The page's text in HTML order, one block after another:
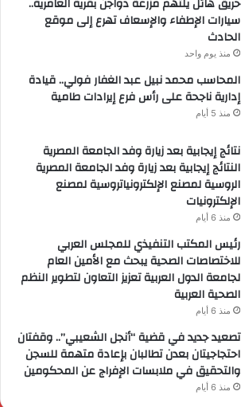
سيارات الإطفاء والإسعاف تهرع إلى موقع
الحادث
منذ يوم واحد
المحاسب محمد نبيل عبد الغفار فولي.. قيادة
إدارية ناجحة على رأس فرع إيرادات طامية
منذ 5 أيام
نتائج إيجابية بعد زيارة وفد الجامعة المصرية
النتائج إيجابية بعد زيارة وفد الجامعة المصرية
الروسية لمصنع الإلكترونياتروسية لمصنع
الإلكترونيات
منذ 6 أيام
رئيس المكتب التنفيذي للمجلس العربي
للاختصاصات الصحية يبحث مع الأمين العام
لجامعة الدول العربية تعزيز التعاون لتطوير النظم
الصحية العربية
منذ 6 أيام
تصعيد جديد في قضية “أنجل الشعيبي”.. وقفتان
احتجاجيتان بعدن تطالبان بإعادة متهمة للسجن
والتحقيق في ملابسات الإفراج عن المحكومين
منذ 6 أيام